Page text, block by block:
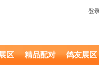
登
区 精品配对 鸽友展区